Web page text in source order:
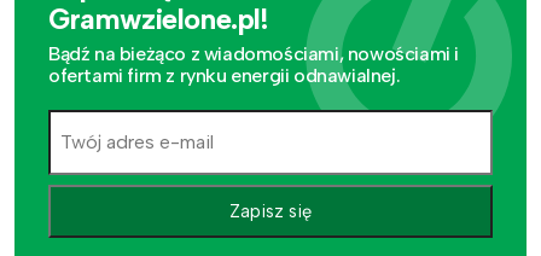
Gramwzielone.pl!
Bądź na bieżąco z wiadomościami, nowościami i
ofertami firm z rynku energii odnawialnej.
Zapisz się